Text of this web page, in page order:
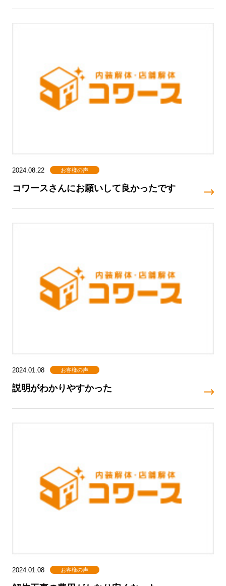
2024.08.22 お客様の声
コワースさんにお願いして良かったです
2024.01.08 お客様の声
説明がわかりやすかった
2024.01.08 お客様の声